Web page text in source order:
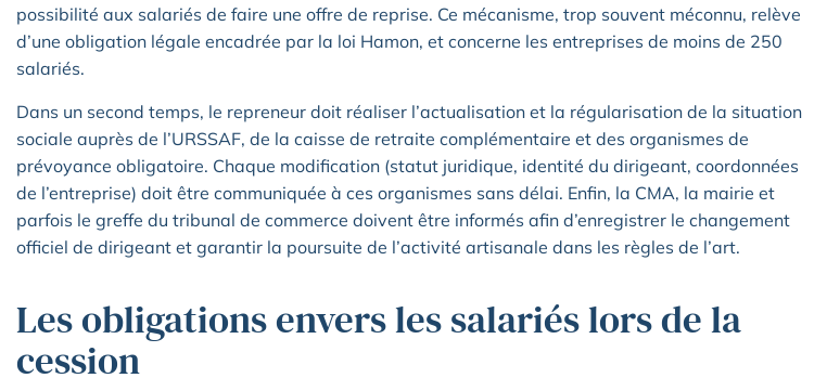
possibilité aux salariés de faire une offre de reprise. Ce mécanisme, trop souvent méconnu, relève
d’une obligation légale encadrée par la loi Hamon, et concerne les entreprises de moins de 250
salariés.
Dans un second temps, le repreneur doit réaliser l’actualisation et la régularisation de la situation
sociale auprès de l’URSSAF, de la caisse de retraite complémentaire et des organismes de
prévoyance obligatoire. Chaque modification (statut juridique, identité du dirigeant, coordonnées
de l’entreprise) doit être communiquée à ces organismes sans délai. Enfin, la CMA, la mairie et
parfois le greffe du tribunal de commerce doivent être informés afin d’enregistrer le changement
officiel de dirigeant et garantir la poursuite de l’activité artisanale dans les règles de l’art.
Les obligations envers les salariés lors de la
cession